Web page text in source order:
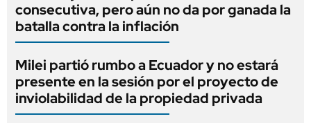
consecutiva, pero aún no da por ganada la
batalla contra la inflación
Milei partió rumbo a Ecuador y no estará
presente en la sesión por el proyecto de
inviolabilidad de la propiedad privada